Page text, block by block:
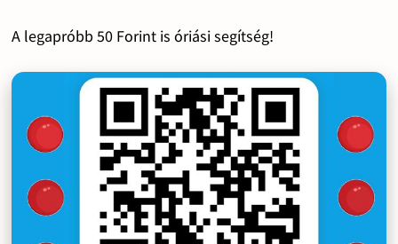
A legapróbb 50 Forint is óriási segítség!